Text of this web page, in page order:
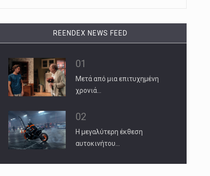
REENDEX NEWS FEED
01
Μετά από μια επιτυχημένη
χρονιά…
02
Η μεγαλύτερη έκθεση
αυτοκινήτου…
January 19, 2025
What if No One Misses TikTok?